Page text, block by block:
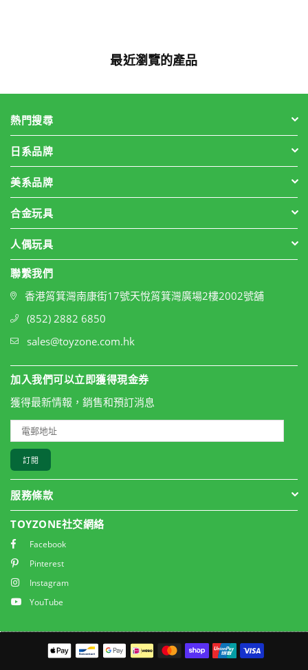
最近瀏覽的產品
熱門搜尋
日系品牌
美系品牌
合金玩具
人偶玩具
聯繫我們
香港筲箕灣南康街17號天悅筲箕灣廣場2樓2002號舖
(852) 2882 6850
sales@toyzone.com.hk
加入我們可以立即獲得現金券
獲得最新情報，銷售和預訂消息
訂閱
服務條款
TOYZONE社交網絡
Facebook
Pinterest
Instagram
YouTube